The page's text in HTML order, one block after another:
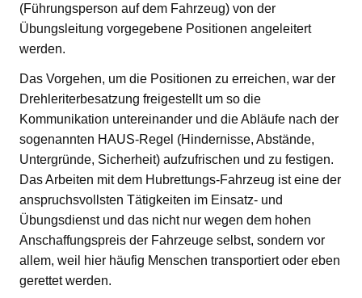
(Führungsperson auf dem Fahrzeug) von der
Übungsleitung vorgegebene Positionen angeleitert
werden.
Das Vorgehen, um die Positionen zu erreichen, war der
Drehleriterbesatzung freigestellt um so die
Kommunikation untereinander und die Abläufe nach der
sogenannten HAUS-Regel (Hindernisse, Abstände,
Untergründe, Sicherheit) aufzufrischen und zu festigen.
Das Arbeiten mit dem Hubrettungs-Fahrzeug ist eine der
anspruchsvollsten Tätigkeiten im Einsatz- und
Übungsdienst und das nicht nur wegen dem hohen
Anschaffungspreis der Fahrzeuge selbst, sondern vor
allem, weil hier häufig Menschen transportiert oder eben
gerettet werden.